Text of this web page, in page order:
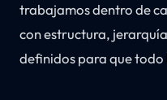
trabajamos dentro de
con estructura,
definidos para que todo